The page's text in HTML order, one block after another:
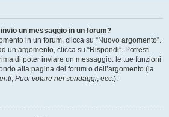
un messaggio in un forum?
in un forum, clicca su “Nuovo argomento”.
un argomento, clicca su “Rispondi”. Potresti
di poter inviare un messaggio: le tue funzioni
alla pagina del forum o dell’argomento (la
, Puoi votare nei sondaggi, ecc.).